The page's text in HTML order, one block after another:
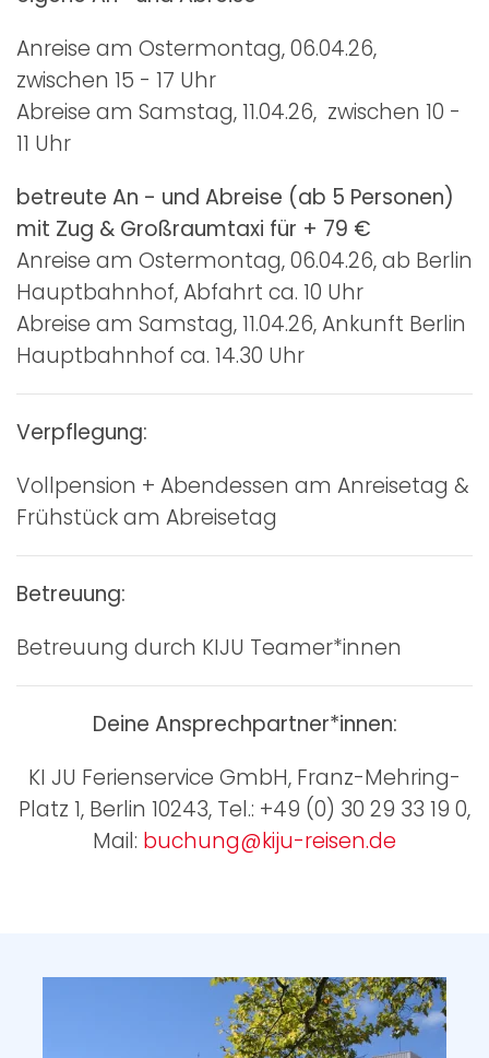
Anreise am Ostermontag, 06.04.26,
zwischen 15 - 17 Uhr
Abreise am Samstag, 11.04.26, zwischen 10 -
11 Uhr
betreute An - und Abreise (ab 5 Personen)
mit Zug & Großraumtaxi für + 79 €
Anreise am Ostermontag, 06.04.26, ab Berlin
Hauptbahnhof, Abfahrt ca. 10 Uhr
Abreise am Samstag, 11.04.26, Ankunft Berlin
Hauptbahnhof ca. 14.30 Uhr
Verpflegung:
Vollpension + Abendessen am Anreisetag &
Frühstück am Abreisetag
Betreuung:
Betreuung durch KIJU Teamer*innen
Deine Ansprechpartner*innen:
KI JU Ferienservice GmbH, Franz-Mehring-
Platz 1, Berlin 10243, Tel.: +49 (0) 30 29 33 19 0,
Mail: buchung@kiju-reisen.de